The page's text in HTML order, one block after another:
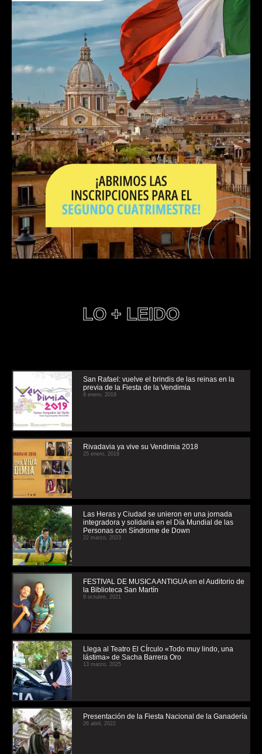
LO + LEIDO
San Rafael: vuelve el brindis de las reinas en la
previa de la Fiesta de la Vendimia
9 enero, 2019
Rivadavia ya vive su Vendimia 2018
25 enero, 2018
Las Heras y Ciudad se unieron en una jornada
integradora y solidaria en el Día Mundial de las
Personas con Síndrome de Down
22 marzo, 2023
FESTIVAL DE MUSICA ANTIGUA en el Auditorio de
la Biblioteca San Martín
9 octubre, 2021
Llega al Teatro El CÍrculo «Todo muy lindo, una
lástima» de Sacha Barrera Oro
13 marzo, 2025
Presentación de la Fiesta Nacional de la Ganadería
26 abril, 2022